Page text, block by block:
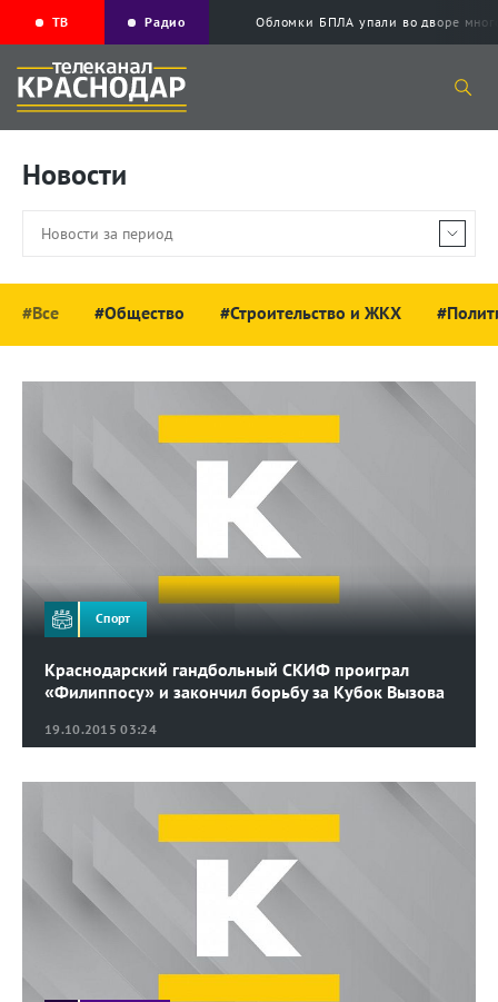
ТВ Радио Обломки БПЛА упали во дворе
Новости
#Все #Общество #Строительство и ЖКХ
19.10.2015 03:24
Краснодарский гандбольный СКИФ проиграл
«Филиппосу» и закончил борьбу за Кубок Вызова
Спорт